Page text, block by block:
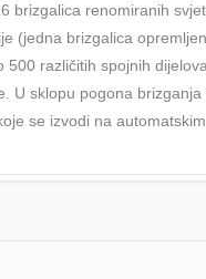
brizgalica renomiranih
(jedna brizgalica
500 različitih spojnih
U sklopu pogona
se izvodi na